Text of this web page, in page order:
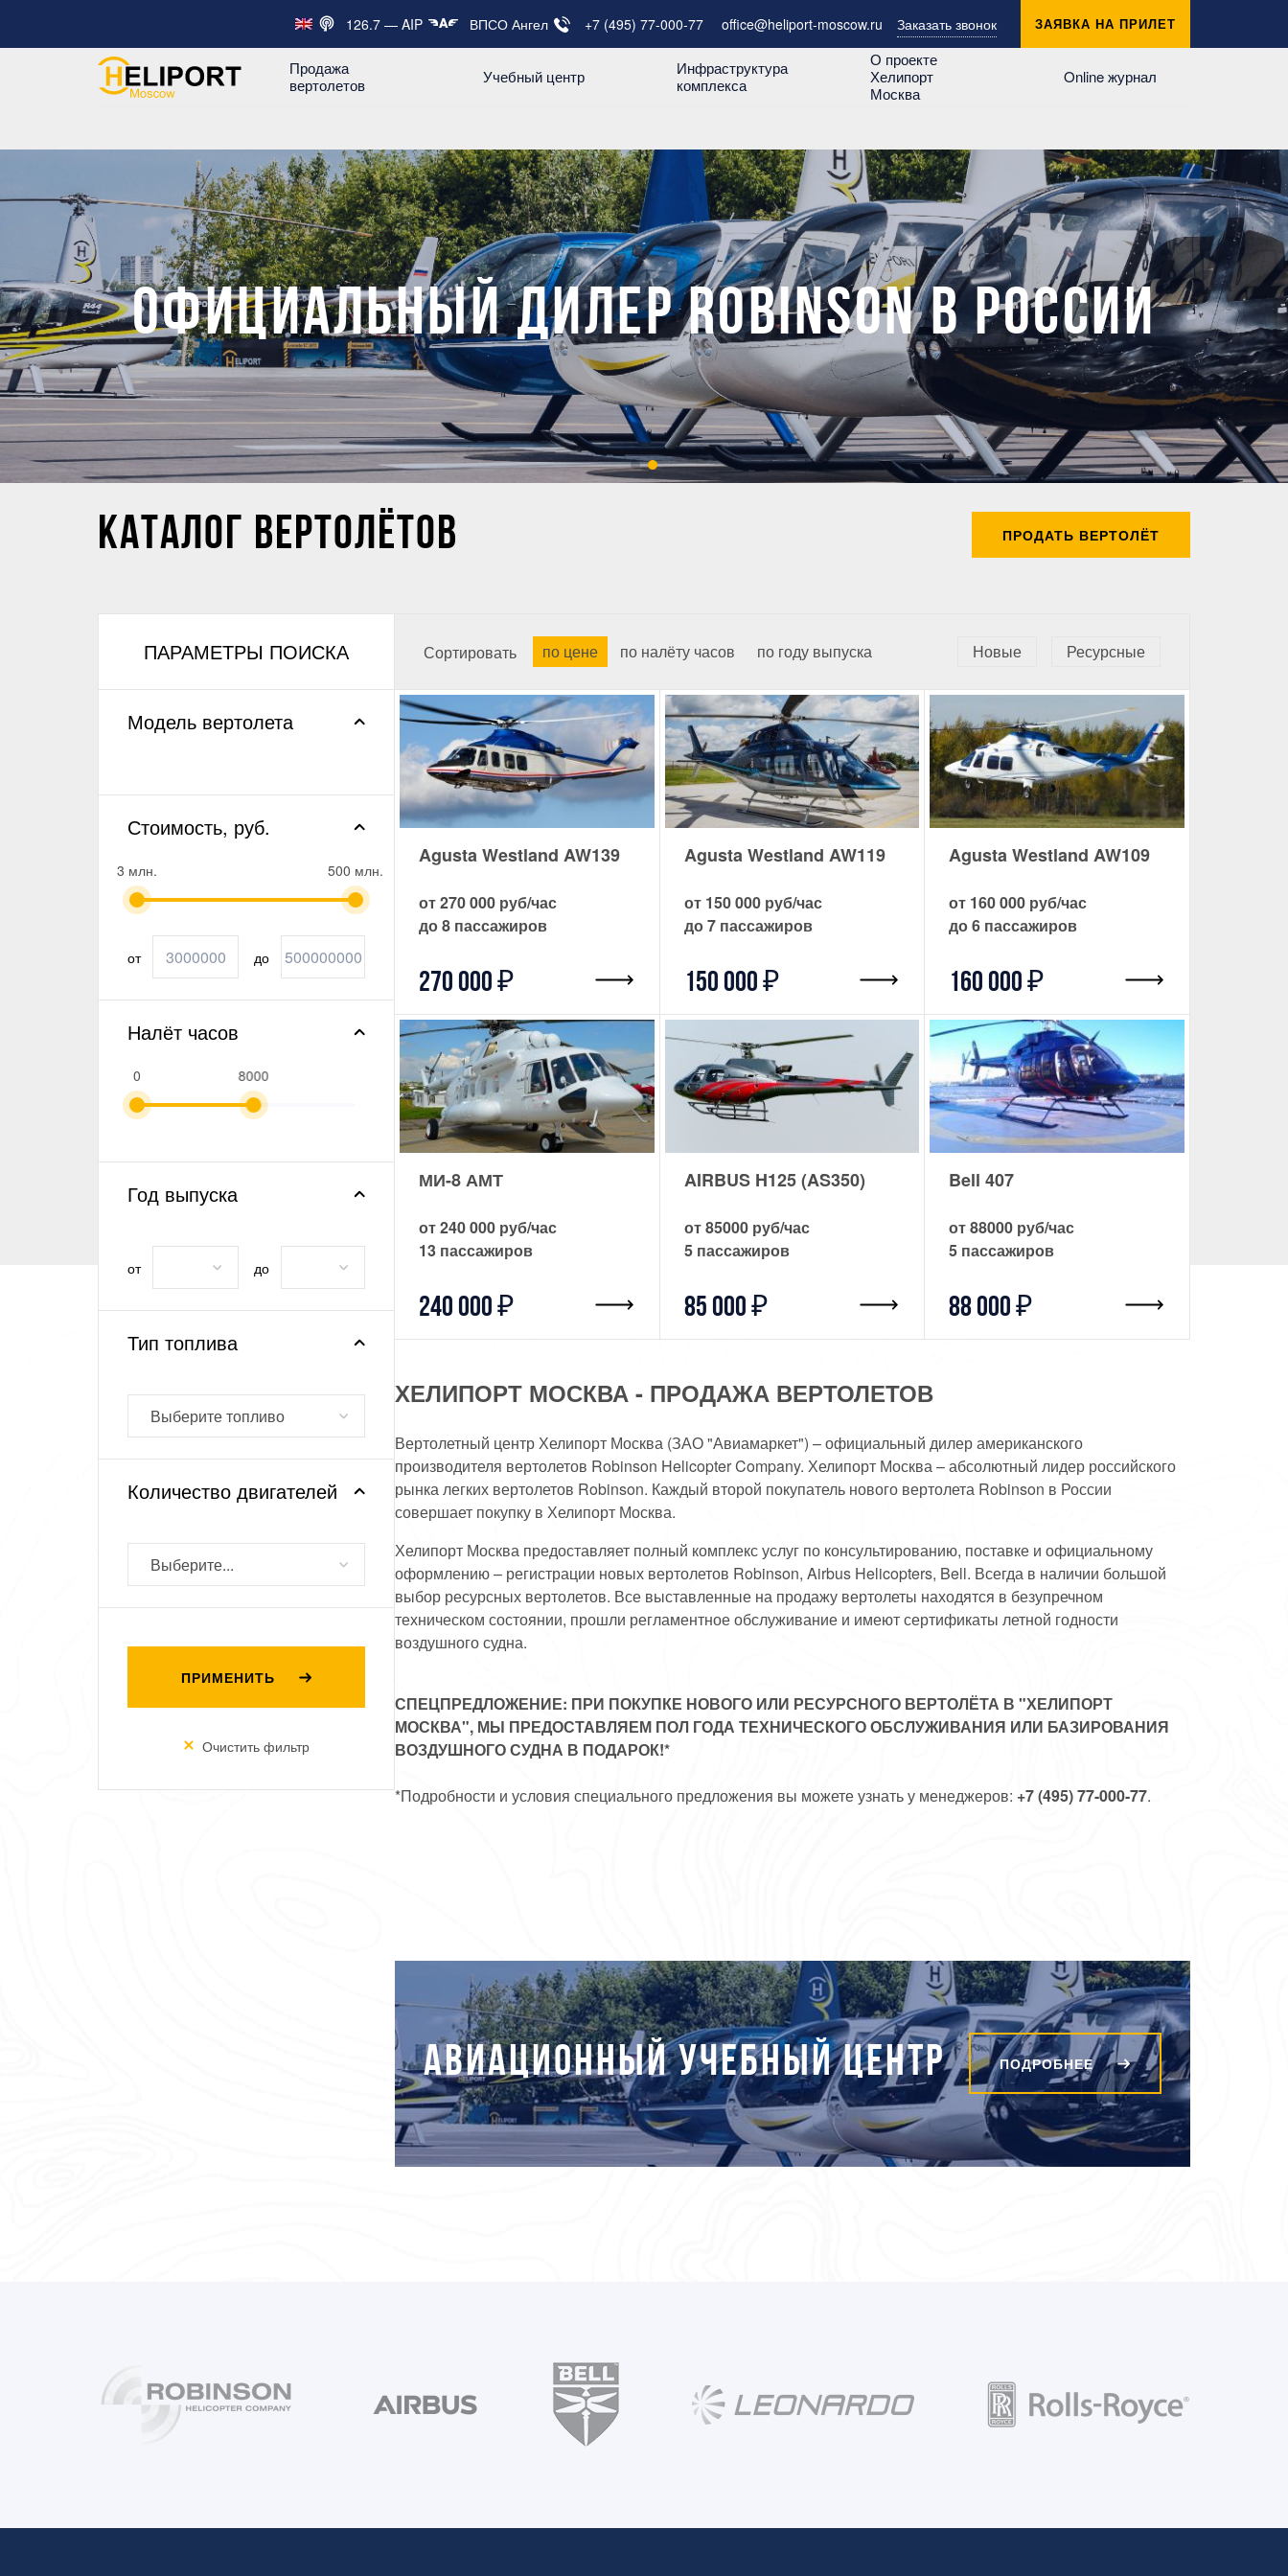
126.7 — AIP ВПСО Ангел +7 (495) 77-000-77 office@heliport-moscow.ru Заказать звонок ЗАЯВКА НА ПРИЛЕТ
Продажа
вертолетов
Учебный центр
Инфраструктура
комплекса
О проекте
Хелипорт
Москва
Online журнал
ОФИЦИАЛЬНЫЙ ДИЛЕР ROBINSON В РОССИИ
КАТАЛОГ ВЕРТОЛЁТОВ ПРОДАТЬ ВЕРТОЛЁТ
ПАРАМЕТРЫ ПОИСКА
Модель вертолета
Стоимость, руб.
3 млн. 500 млн.
от до
Налёт часов
0 8000
Год выпуска
от до
Тип топлива
Выберите топливо
Количество двигателей
Выберите...
ПРИМЕНИТЬ
Очистить фильтр
Сортировать по цене по налёту часов по году выпуска Новые Ресурсные
Agusta Westland AW139
от 270 000 руб/час
до 8 пассажиров
270 000 ₽
Agusta Westland AW119
от 150 000 руб/час
до 7 пассажиров
150 000 ₽
Agusta Westland AW109
от 160 000 руб/час
до 6 пассажиров
160 000 ₽
МИ-8 АМТ
от 240 000 руб/час
13 пассажиров
240 000 ₽
AIRBUS H125 (AS350)
от 85000 руб/час
5 пассажиров
85 000 ₽
Bell 407
от 88000 руб/час
5 пассажиров
88 000 ₽
ХЕЛИПОРТ МОСКВА - ПРОДАЖА ВЕРТОЛЕТОВ
Вертолетный центр Хелипорт Москва (ЗАО "Авиамаркет") – официальный дилер американского
производителя вертолетов Robinson Helicopter Company. Хелипорт Москва – абсолютный лидер российского
рынка легких вертолетов Robinson. Каждый второй покупатель нового вертолета Robinson в России
совершает покупку в Хелипорт Москва.
Хелипорт Москва предоставляет полный комплекс услуг по консультированию, поставке и официальному
оформлению – регистрации новых вертолетов Robinson, Airbus Helicopters, Bell. Всегда в наличии большой
выбор ресурсных вертолетов. Все выставленные на продажу вертолеты находятся в безупречном
техническом состоянии, прошли регламентное обслуживание и имеют сертификаты летной годности
воздушного судна.
СПЕЦПРЕДЛОЖЕНИЕ: ПРИ ПОКУПКЕ НОВОГО ИЛИ РЕСУРСНОГО ВЕРТОЛЁТА В "ХЕЛИПОРТ
МОСКВА", МЫ ПРЕДОСТАВЛЯЕМ ПОЛ ГОДА ТЕХНИЧЕСКОГО ОБСЛУЖИВАНИЯ ИЛИ БАЗИРОВАНИЯ
ВОЗДУШНОГО СУДНА В ПОДАРОК!*
*Подробности и условия специального предложения вы можете узнать у менеджеров: +7 (495) 77-000-77.
АВИАЦИОННЫЙ УЧЕБНЫЙ ЦЕНТР ПОДРОБНЕЕ